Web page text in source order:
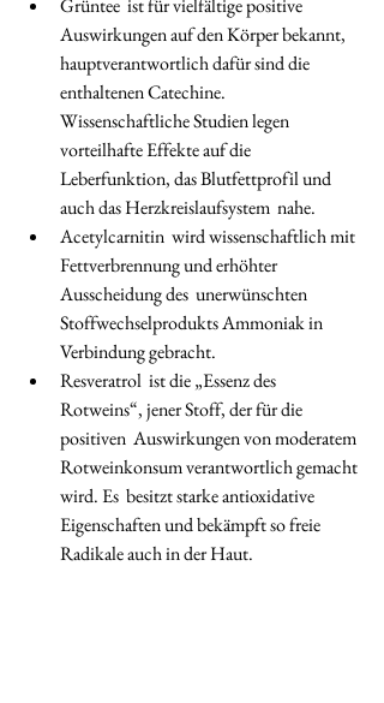
Grüntee  ist für vielfältige positive
Auswirkungen auf den Körper bekannt,
hauptverantwortlich dafür sind die
enthaltenen Catechine.
Wissenschaftliche Studien legen
vorteilhafte Effekte auf die
Leberfunktion, das Blutfettprofil und
auch das Herzkreislaufsystem  nahe.
Acetylcarnitin  wird wissenschaftlich mit
Fettverbrennung und erhöhter
Ausscheidung des  unerwünschten
Stoffwechselprodukts Ammoniak in
Verbindung gebracht.
Resveratrol  ist die „Essenz des
Rotweins“, jener Stoff, der für die
positiven  Auswirkungen von moderatem
Rotweinkonsum verantwortlich gemacht
wird. Es  besitzt starke antioxidative
Eigenschaften und bekämpft so freie
Radikale auch in der Haut.